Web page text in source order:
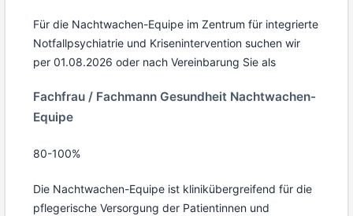
Für die Nachtwachen-Equipe im Zentrum für integrierte
Notfallpsychiatrie und Krisenintervention suchen wir
per 01.08.2026 oder nach Vereinbarung Sie als
Fachfrau / Fachmann Gesundheit Nachtwachen-
Equipe
80-100%
Die Nachtwachen-Equipe ist klinikübergreifend für die
pflegerische Versorgung der Patientinnen und